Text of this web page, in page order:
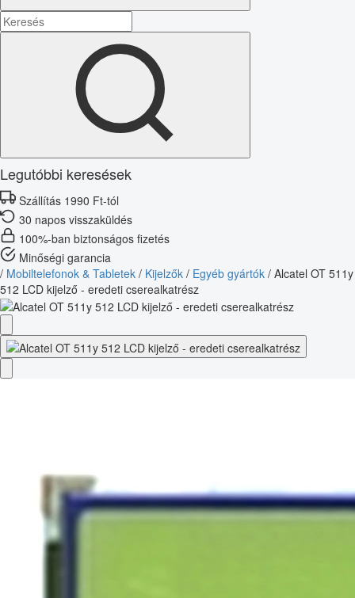
Legutóbbi keresések
Szállítás 1990 Ft-tól
30 napos visszaküldés
100%-ban biztonságos fizetés
Minőségi garancia
/ Mobiltelefonok & Tabletek / Kijelzők / Egyéb gyártók / Alcatel OT 511y
512 LCD kijelző - eredeti cserealkatrész